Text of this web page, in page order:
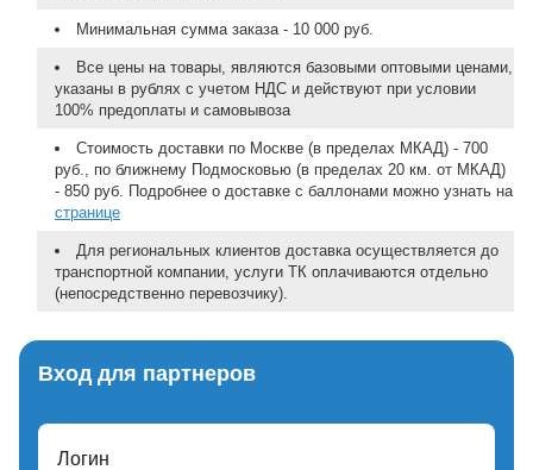
Минимальная сумма заказа - 10 000 руб.
Все цены на товары, являются базовыми оптовыми ценами,
указаны в рублях с учетом НДС и действуют при условии
100% предоплаты и самовывоза
Стоимость доставки по Москве (в пределах МКАД) - 700
руб., по ближнему Подмосковью (в пределах 20 км. от МКАД)
- 850 руб. Подробнее о доставке с баллонами можно узнать на
странице
Для региональных клиентов доставка осуществляется до
транспортной компании, услуги ТК оплачиваются отдельно
(непосредственно перевозчику).
Вход для партнеров
Логин